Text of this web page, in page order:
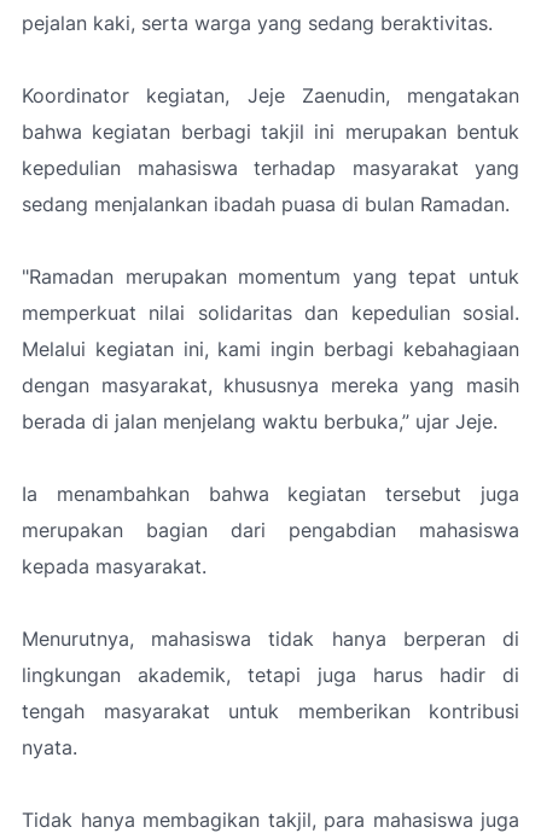
pejalan kaki, serta warga yang sedang beraktivitas.
Koordinator kegiatan, Jeje Zaenudin, mengatakan
bahwa kegiatan berbagi takjil ini merupakan bentuk
kepedulian mahasiswa terhadap masyarakat yang
sedang menjalankan ibadah puasa di bulan Ramadan.
"Ramadan merupakan momentum yang tepat untuk
memperkuat nilai solidaritas dan kepedulian sosial.
Melalui kegiatan ini, kami ingin berbagi kebahagiaan
dengan masyarakat, khususnya mereka yang masih
berada di jalan menjelang waktu berbuka,” ujar Jeje.
Ia menambahkan bahwa kegiatan tersebut juga
merupakan bagian dari pengabdian mahasiswa
kepada masyarakat.
Menurutnya, mahasiswa tidak hanya berperan di
lingkungan akademik, tetapi juga harus hadir di
tengah masyarakat untuk memberikan kontribusi
nyata.
Tidak hanya membagikan takjil, para mahasiswa juga